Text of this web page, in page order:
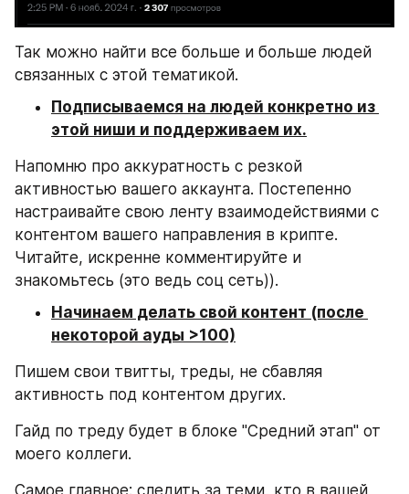
Так можно найти все больше и больше людей
связанных с этой тематикой.
Подписываемся на людей конкретно из
этой ниши и поддерживаем их.
Напомню про аккуратность с резкой
активностью вашего аккаунта. Постепенно
настраивайте свою ленту взаимодействиями с
контентом вашего направления в крипте.
Читайте, искренне комментируйте и
знакомьтесь (это ведь соц сеть)).
Начинаем делать свой контент (после
некоторой ауды >100)
Пишем свои твитты, треды, не сбавляя
активность под контентом других.
Гайд по треду будет в блоке "Средний этап" от
моего коллеги.